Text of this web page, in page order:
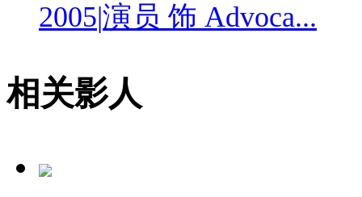
2005|演员 饰 Advoca...
相关影人